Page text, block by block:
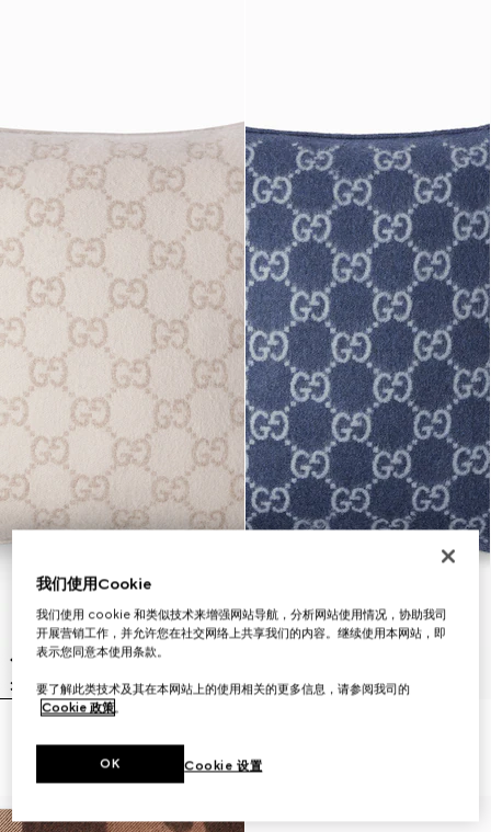
我们使用Cookie
我们使用 cookie 和类似技术来增强网站导航，分析网站使用情况，协助我司
开展营销工作，并允许您在社交网络上共享我们的内容。继续使用本网站，即
表示您同意本使用条款。
要了解此类技术及其在本网站上的使用相关的更多信息，请参阅我司的
Cookie 政策。
Cookie 设置
OK